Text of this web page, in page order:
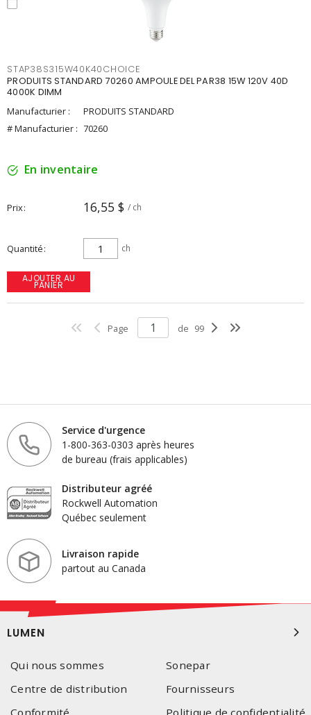
STAP38S315W40K40CHOICE
PRODUITS STANDARD 70260 AMPOULE DEL PAR38 15W 120V 40D
4000K DIMM
Manufacturier :
PRODUITS STANDARD
# Manufacturier : 70260
En inventaire
Prix 16,55 $ / ch
Quantité ch
AJOUTER AU
PANIER
Page de 99
Service d'urgence
1-800-363-0303 après heures
de bureau (frais applicables)
Distributeur agréé
Rockwell Automation
Québec seulement
Livraison rapide
partout au Canada
LUMEN
Qui nous sommes
Sonepar
Centre de distribution
Fournisseurs
Conformité
Politique de confidentialité